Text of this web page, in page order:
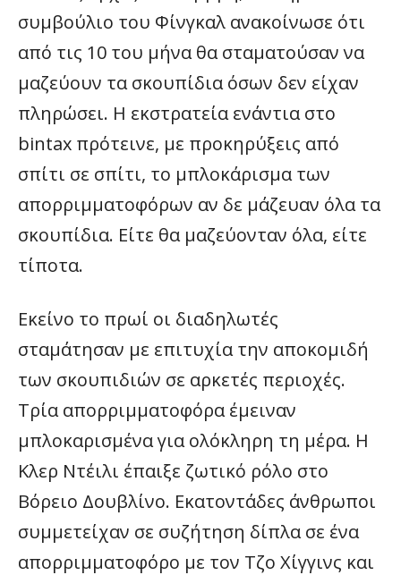
συμβούλιο του Φίνγκαλ ανακοίνωσε ότι
από τις 10 του μήνα θα σταματούσαν να
μαζεύουν τα σκουπίδια όσων δεν είχαν
πληρώσει. Η εκστρατεία ενάντια στο
bintax πρότεινε, με προκηρύξεις από
σπίτι σε σπίτι, το μπλοκάρισμα των
απορριμματοφόρων αν δε μάζευαν όλα τα
σκουπίδια. Είτε θα μαζεύονταν όλα, είτε
τίποτα.
Εκείνο το πρωί οι διαδηλωτές
σταμάτησαν με επιτυχία την αποκομιδή
των σκουπιδιών σε αρκετές περιοχές.
Τρία απορριμματοφόρα έμειναν
μπλοκαρισμένα για ολόκληρη τη μέρα. Η
Κλερ Ντέιλι έπαιξε ζωτικό ρόλο στο
Βόρειο Δουβλίνο. Εκατοντάδες άνθρωποι
συμμετείχαν σε συζήτηση δίπλα σε ένα
απορριμματοφόρο με τον Τζο Χίγγινς και